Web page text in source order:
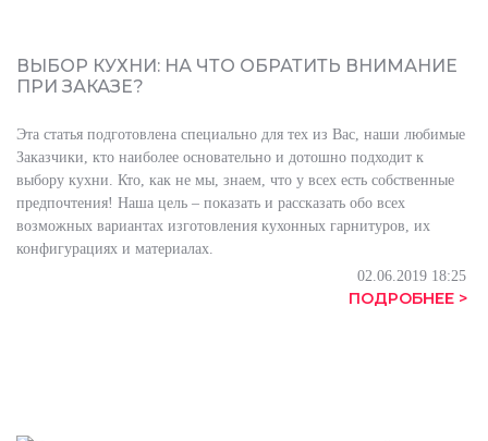
ВЫБОР КУХНИ: НА ЧТО ОБРАТИТЬ ВНИМАНИЕ
ПРИ ЗАКАЗЕ?
Эта статья подготовлена специально для тех из Вас, наши любимые
Заказчики, кто наиболее основательно и дотошно подходит к
выбору кухни. Кто, как не мы, знаем, что у всех есть собственные
предпочтения! Наша цель – показать и рассказать обо всех
возможных вариантах изготовления кухонных гарнитуров, их
конфигурациях и материалах.
02.06.2019 18:25
ПОДРОБНЕЕ >